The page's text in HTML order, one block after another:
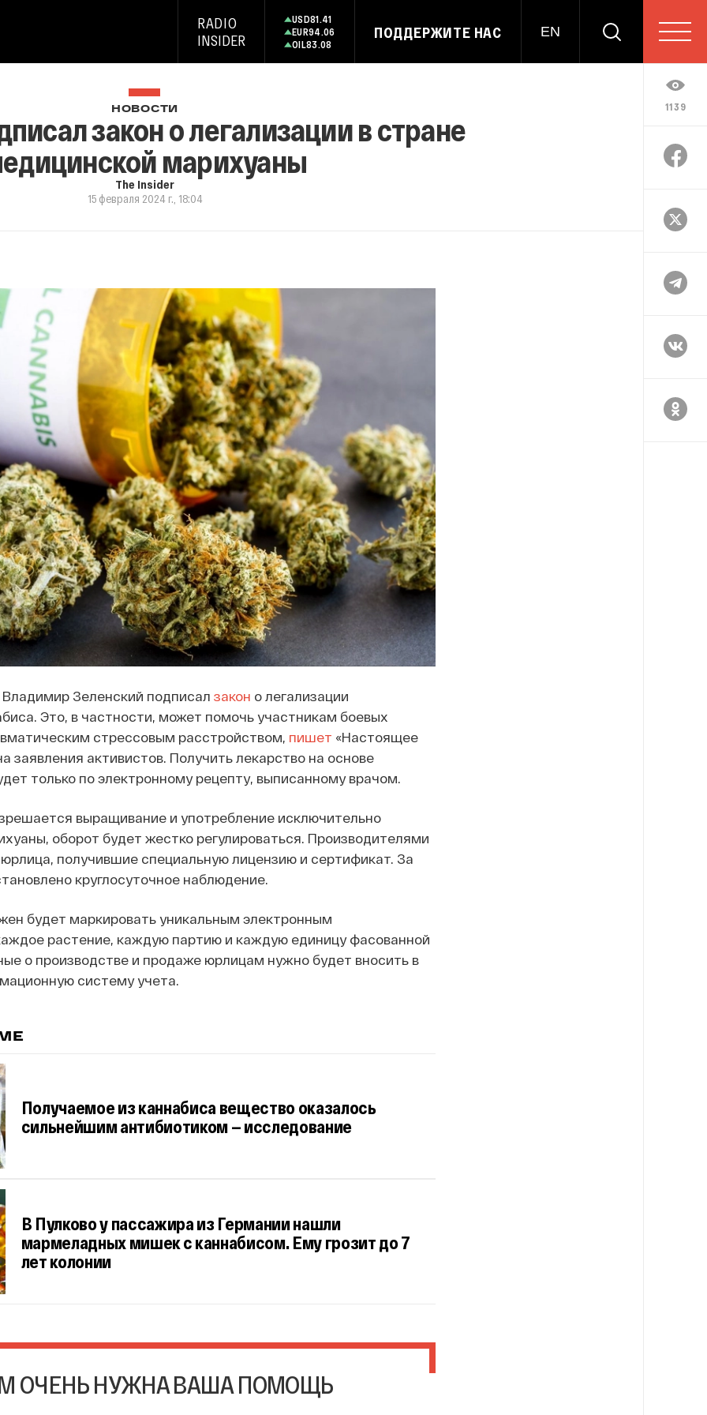
RADIO
INSIDER
USD81.41
EUR94.06
OIL83.08
ПОДДЕРЖИТЕ НАС EN
1139
НОВОСТИ
закон о легализации в стране
марихуаны
The Insider
15 февраля 2024 г., 18:04
Зеленский подписал закон о легализации
Это, в частности, может помочь участникам боевых
стрессовым расстройством, пишет «Настоящее
заявления активистов. Получить лекарство на основе
только по электронному рецепту, выписанному врачом.
выращивание и употребление исключительно
оборот будет жестко регулироваться. Производителями
получившие специальную лицензию и сертификат. За
круглосуточное наблюдение.
будет маркировать уникальным электронным
растение, каждую партию и каждую единицу фасованной
о производстве и продаже юрлицам нужно будет вносить в
систему учета.
Получаемое из каннабиса вещество оказалось
сильнейшим антибиотиком — исследование
В Пулково у пассажира из Германии нашли
мармеладных мишек с каннабисом. Ему грозит до 7
лет колонии
ОЧЕНЬ НУЖНА ВАША ПОМОЩЬ